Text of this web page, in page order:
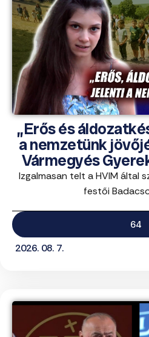
„Erős és
a nemzetünk
Vármegyés
Izgalmasan telt a HVIM által
festői
64
2026. 08. 7.